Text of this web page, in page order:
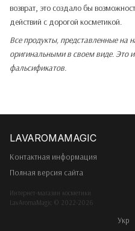
возврат, это создало бы
действий с дорогой косметикой.
Все продукты, представленные на
оригинальными в своем виде. Это
фальсификатов.
Контактная информация
Полная версия сайта
Интернет-магазин косметики
LavAromaMagic © 2022-2026
Укр